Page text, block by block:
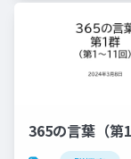
365の言葉（第1